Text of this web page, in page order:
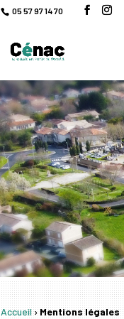
05 57 97 14 70
Accueil›Mentions légales